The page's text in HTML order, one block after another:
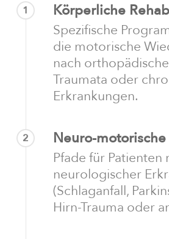
1 Körperliche
Spezifische
die motorische
nach
Traumata oder
Erkrankungen.
2 Neuro-
Pfade für Patienten
neurologischer
(Schlaganfall,
Hirn-Trauma oder